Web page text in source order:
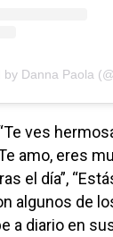
by Danna Paola
ves
amo, eres
el día”,
algunos de
a diario en